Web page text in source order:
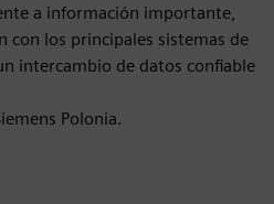
a información importante,
con los principales sistemas de
intercambio de datos confiable
Polonia.